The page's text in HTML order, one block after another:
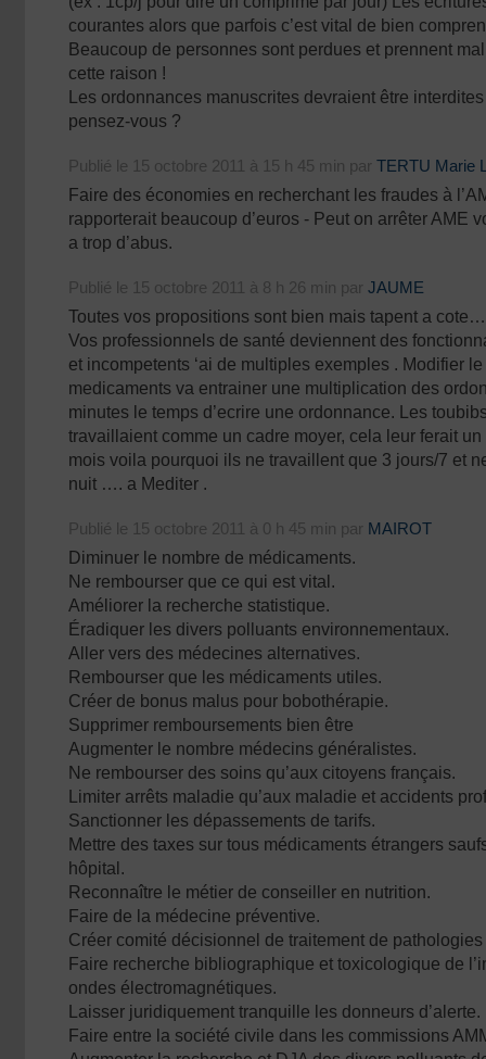
courantes alors que parfois c’est vital de bien
Beaucoup de personnes sont perdues et prennent
cette raison !
Les ordonnances manuscrites devraient être interdites
pensez-vous ?
Publié le 15 octobre 2011 à 15 h 45 min par TERTU Marie
Faire des économies en recherchant les fraudes à
rapporterait beaucoup d’euros - Peut on arrêter AME
a trop d’abus.
Publié le 15 octobre 2011 à 8 h 26 min par JAUME
Toutes vos propositions sont bien mais tapent a
Vos professionnels de santé deviennent des
et incompetents ‘ai de multiples exemples . Modifier
medicaments va entrainer une multiplication des
minutes le temps d’ecrire une ordonnance. Les
travaillaient comme un cadre moyer, cela leur ferait
mois voila pourquoi ils ne travaillent que 3 jours/7 et
nuit …. a Mediter .
Publié le 15 octobre 2011 à 0 h 45 min par MAIROT
Diminuer le nombre de médicaments.
Ne rembourser que ce qui est vital.
Améliorer la recherche statistique.
Éradiquer les divers polluants environnementaux.
Aller vers des médecines alternatives.
Rembourser que les médicaments utiles.
Créer de bonus malus pour bobothérapie.
Supprimer remboursements bien être
Augmenter le nombre médecins généralistes.
Ne rembourser des soins qu’aux citoyens français.
Limiter arrêts maladie qu’aux maladie et accidents
Sanctionner les dépassements de tarifs.
Mettre des taxes sur tous médicaments étrangers
hôpital.
Reconnaître le métier de conseiller en nutrition.
Faire de la médecine préventive.
Créer comité décisionnel de traitement de
Faire recherche bibliographique et toxicologique de
ondes électromagnétiques.
Laisser juridiquement tranquille les donneurs d’alerte.
Faire entre la société civile dans les commissions